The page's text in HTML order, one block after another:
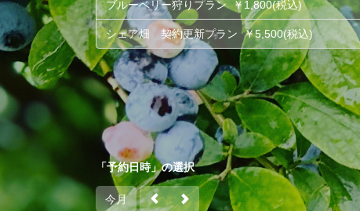
ブルーベリー狩りプラン ￥1,800(税込)
シェア畑 契約更新プラン ￥5,500(税込)
「予約日時」の選択
今月